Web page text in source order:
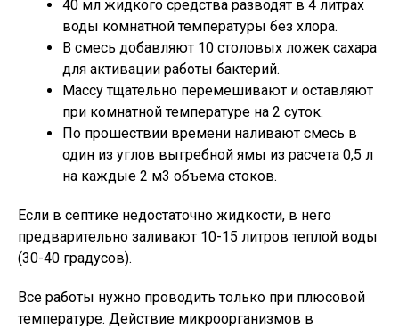
40 мл жидкого средства разводят в 4 литрах
воды комнатной температуры без хлора.
В смесь добавляют 10 столовых ложек сахара
для активации работы бактерий.
Массу тщательно перемешивают и оставляют
при комнатной температуре на 2 суток.
По прошествии времени наливают смесь в
один из углов выгребной ямы из расчета 0,5 л
на каждые 2 м3 объема стоков.
Если в септике недостаточно жидкости, в него
предварительно заливают 10-15 литров теплой воды
(30-40 градусов).
Все работы нужно проводить только при плюсовой
температуре. Действие микроорганизмов в